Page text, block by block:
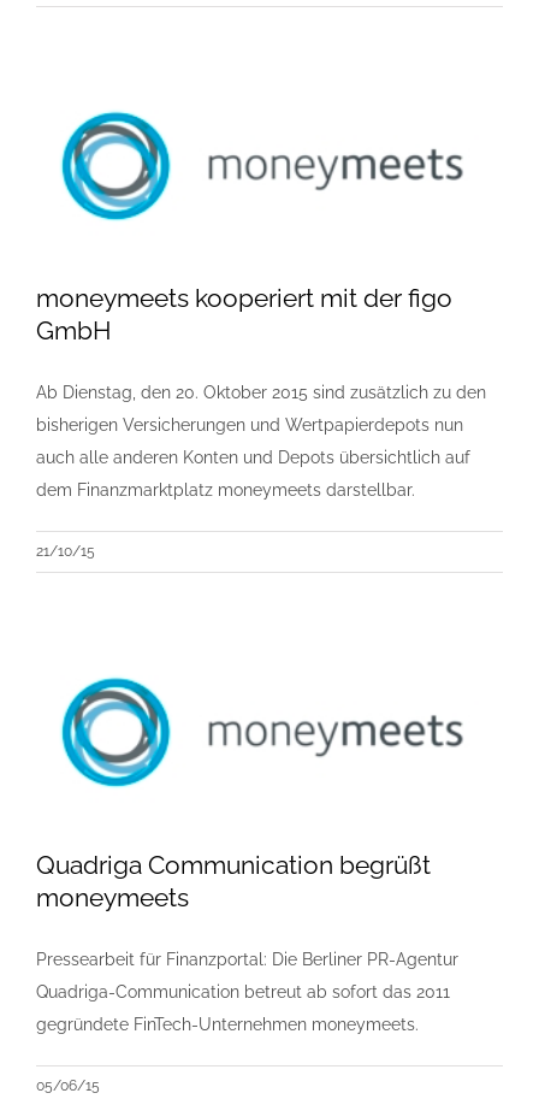
moneymeets kooperiert mit der figo
GmbH
Ab Dienstag, den 20. Oktober 2015 sind zusätzlich zu den
bisherigen Versicherungen und Wertpapierdepots nun
auch alle anderen Konten und Depots übersichtlich auf
dem Finanzmarktplatz moneymeets darstellbar.
21/10/15
Quadriga Communication begrüßt
moneymeets
Pressearbeit für Finanzportal: Die Berliner PR-Agentur
Quadriga-Communication betreut ab sofort das 2011
gegründete FinTech-Unternehmen moneymeets.
05/06/15